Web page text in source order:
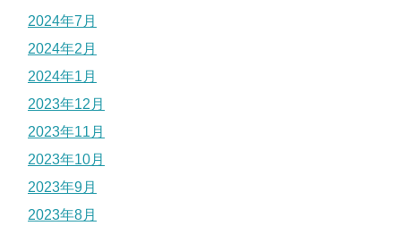
2024年7月
2024年2月
2024年1月
2023年12月
2023年11月
2023年10月
2023年9月
2023年8月